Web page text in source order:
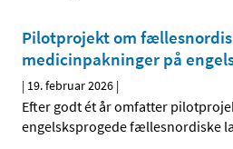
Pilotprojekt om
medicinpakninger på
| 19. februar 2026 |
Efter godt ét år omfatter
engelsksprogede fællesnordiske